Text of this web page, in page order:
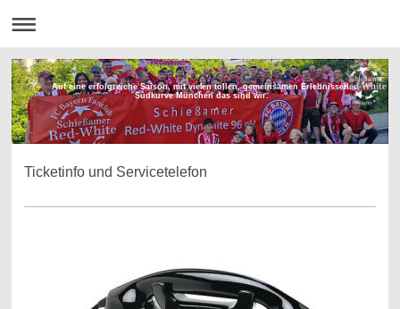
Auf eine erfolgreiche Saison, mit vielen tollen, gemeinsamen Erlebnissen.
Südkurve München das sind wir.
Ticketinfo und Servicetelefon